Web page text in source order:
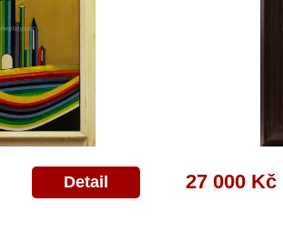
Detail 27 000 Kč